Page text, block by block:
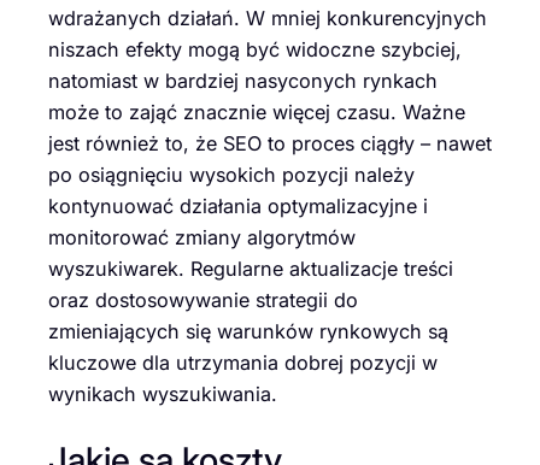
wdrażanych działań. W mniej konkurencyjnych
niszach efekty mogą być widoczne szybciej,
natomiast w bardziej nasyconych rynkach
może to zająć znacznie więcej czasu. Ważne
jest również to, że SEO to proces ciągły – nawet
po osiągnięciu wysokich pozycji należy
kontynuować działania optymalizacyjne i
monitorować zmiany algorytmów
wyszukiwarek. Regularne aktualizacje treści
oraz dostosowywanie strategii do
zmieniających się warunków rynkowych są
kluczowe dla utrzymania dobrej pozycji w
wynikach wyszukiwania.